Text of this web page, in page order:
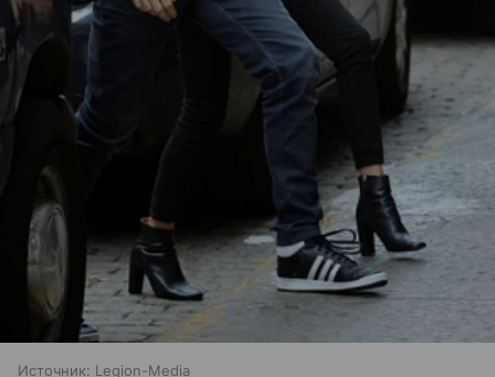
Источник: Legion-Media